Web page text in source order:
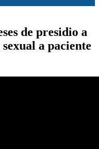
de presidio a
a paciente